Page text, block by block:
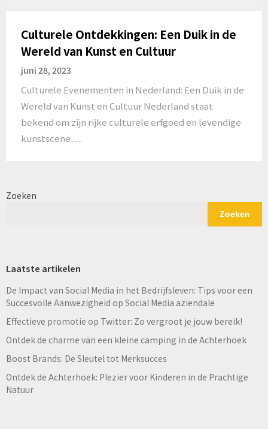
Culturele Ontdekkingen: Een Duik in de
Wereld van Kunst en Cultuur
juni 28, 2023
Culturele Evenementen in Nederland: Een Duik in de
Wereld van Kunst en Cultuur Nederland staat
bekend om zijn rijke culturele erfgoed en levendige
kunstscene….
Zoeken
Zoeken
Laatste artikelen
De Impact van Social Media in het Bedrijfsleven: Tips voor een
Succesvolle Aanwezigheid op Social Media aziendale
Effectieve promotie op Twitter: Zo vergroot je jouw bereik!
Ontdek de charme van een kleine camping in de Achterhoek
Boost Brands: De Sleutel tot Merksucces
Ontdek de Achterhoek: Plezier voor Kinderen in de Prachtige
Natuur